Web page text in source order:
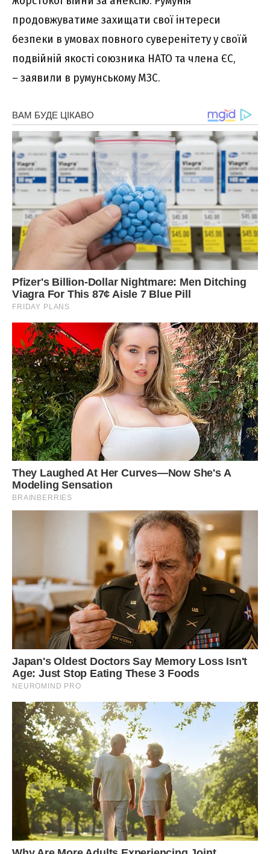
продовжуватиме захищати свої інтереси
безпеки в умовах повного суверенітету у своїй
подвійній якості союзника НАТО та члена ЄС,
– заявили в румунському МЗС.